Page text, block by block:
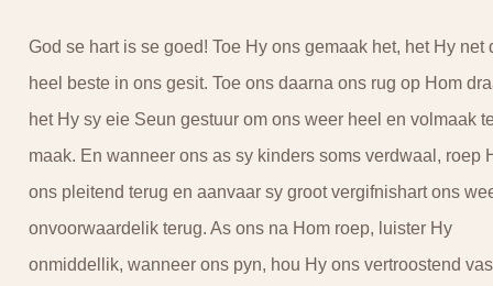
God se hart is se goed! Toe Hy ons gemaak het, het Hy net
heel beste in ons gesit. Toe ons daarna ons rug op Hom
het Hy sy eie Seun gestuur om ons weer heel en volmaak
maak. En wanneer ons as sy kinders soms verdwaal, roep
ons pleitend terug en aanvaar sy groot vergifnishart ons
onvoorwaardelik terug. As ons na Hom roep, luister Hy
onmiddellik, wanneer ons pyn, hou Hy ons vertroostend vas